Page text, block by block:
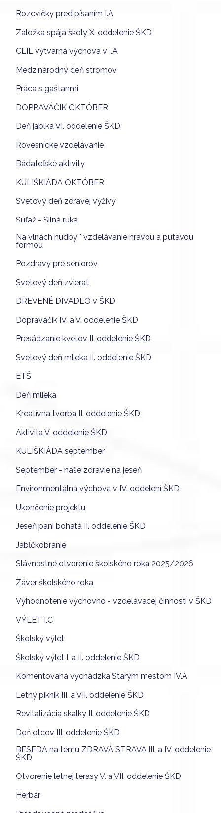
Rozcvičky pred písaním I.A
Záložka spája školy X. oddelenie ŠKD
CLIL výtvarná výchova v I.A
Medzinárodný deň stromov
Práca s gaštanmi
DOPRAVÁČIK OKTÓBER
Deň jablka VI. oddelenie ŠKD
Rovesnícke vzdelávanie
Bádateľské aktivity
KULIŠKIÁDA OKTÓBER
Svetový deň zdravej výživy
Súťaž - Silná ruka
Na vlnách hudby " vzdelávanie hravou a pútavou
formou
Pozdravy pre seniorov
Svetový deň zvierat
DREVENÉ DIVADLO v ŠKD
Dopraváčik IV. a V, oddelenie ŠKD
Presádzanie kvetov II. oddelenie ŠKD
Svetový deň mlieka II. oddelenie ŠKD
ETŠ
Deň mlieka
Kreatívna tvorba II. oddelenie ŠKD
Aktivita V. oddelenie ŠKD
KULIŠKIÁDA september
September - naše zdravie na jeseň
Environmentálna výchova v IV. oddelení ŠKD
Ukončenie projektu
Jeseň pani bohatá II. oddelenie ŠKD
Jabĺčkobranie
Slávnostné otvorenie školského roka 2025/2026
Záver školského roka
Vyhodnotenie výchovno - vzdelávacej činnosti v ŠKD
VÝLET I.C
Školský výlet
Školský výlet I. a II. oddelenie ŠKD
Komentovaná vychádzka Starým mestom IV.A
Letný piknik III. a VII. oddelenie ŠKD
Revitalizácia skalky II. oddelenie ŠKD
Deň otcov III. oddelenie ŠKD
BESEDA na tému ZDRAVÁ STRAVA III. a IV. oddelenie
ŠKD
Otvorenie letnej terasy V. a VII. oddelenie ŠKD
Herbár